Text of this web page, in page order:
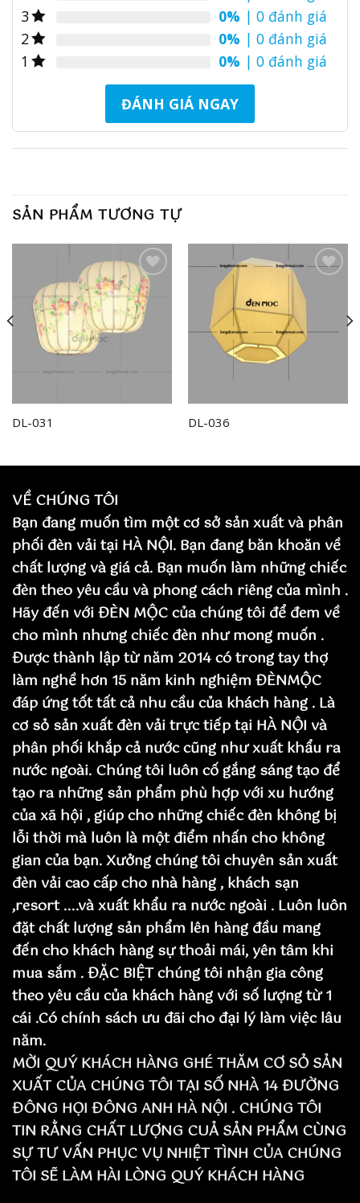
3
0% | 0 đánh giá
2
0% | 0 đánh giá
1
0% | 0 đánh giá
ĐÁNH GIÁ NGAY
SẢN PHẨM TƯƠNG TỰ
Add to
wishlist
DL-031
wishlist
DL-036
VỀ CHÚNG TÔI
Bạn đang muốn tìm một cơ sở sản xuất và phân
phối đèn vải tại HÀ NỘI. Bạn đang băn khoăn về
chất lượng và giá cả. Bạn muốn làm những chiếc
đèn theo yêu cầu và phong cách riêng của mình .
Hãy đến với ĐÈN MỘC của chúng tôi để đem về
cho mình nhưng chiếc đèn như mong muốn .
Được thành lập từ năm 2014 có trong tay thợ
làm nghề hơn 15 năm kinh nghiệm ĐÈNMỘC
đáp ứng tốt tất cả nhu cầu của khách hàng . Là
cơ sỏ sản xuất đèn vải trực tiếp tại HÀ NỘI và
phân phối khắp cả nước cũng như xuất khẩu ra
nước ngoài. Chúng tôi luôn cố gắng sáng tạo để
tạo ra những sản phẩm phù hợp với xu hướng
của xã hội , giúp cho những chiếc đèn không bị
lỗi thời mà luôn là một điểm nhấn cho không
gian của bạn. Xưởng chúng tôi chuyên sản xuất
đèn vải cao cấp cho nhà hàng , khách sạn
,resort ....và xuất khẩu ra nước ngoài . Luôn luôn
đặt chất lượng sản phẩm lên hàng đầu mang
đến cho khách hàng sự thoải mái, yên tâm khi
mua sắm . ĐẶC BIỆT chúng tôi nhận gia công
theo yêu cầu của khách hàng với số lượng từ 1
cái .Có chính sách ưu đãi cho đại lý làm việc lâu
năm.
MỜI QUÝ KHÁCH HÀNG GHÉ THĂM CƠ SỎ SẢN
XUẤT CỦA CHÚNG TÔI TẠI SỐ NHÀ 14 ĐƯỜNG
ĐÔNG HỌI ĐÔNG ANH HÀ NỘI . CHÚNG TÔI
TIN RẰNG CHẤT LƯỢNG CUẢ SẢN PHẨM CÙNG
SỰ TƯ VẤN PHỤC VỤ NHIỆT TÌNH CỦA CHÚNG
TÔI SẼ LÀM HÀI LÒNG QUÝ KHÁCH HÀNG